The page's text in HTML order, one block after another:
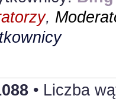
,
• Liczba